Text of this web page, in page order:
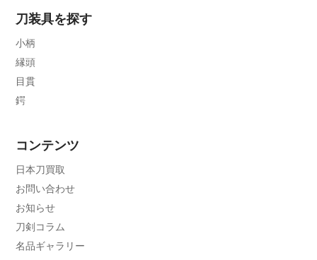
刀装具を探す
小柄
縁頭
目貫
鍔
コンテンツ
日本刀買取
お問い合わせ
お知らせ
刀剣コラム
名品ギャラリー